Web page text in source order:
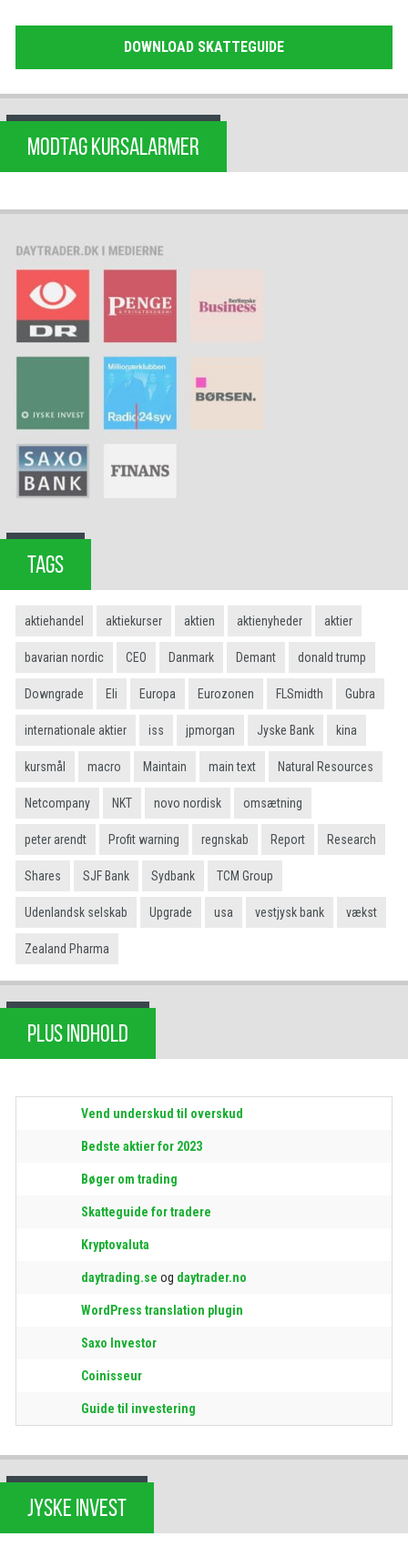
DOWNLOAD SKATTEGUIDE
MODTAG KURSALARMER
TAGS
aktiehandel aktiekurser aktien aktienyheder aktier
bavarian nordic CEO Danmark Demant donald trump
Downgrade Eli Europa Eurozonen FLSmidth Gubra
internationale aktier iss jpmorgan Jyske Bank kina
kursmål macro Maintain main text Natural Resources
Netcompany NKT novo nordisk omsætning
peter arendt Profit warning regnskab Report Research
Shares SJF Bank Sydbank TCM Group
Udenlandsk selskab Upgrade usa vestjysk bank vækst
Zealand Pharma
PLUS INDHOLD
Vend underskud til overskud
Bedste aktier for 2023
Bøger om trading
Skatteguide for tradere
Kryptovaluta
daytrading.se og daytrader.no
WordPress translation plugin
Saxo Investor
Coinisseur
Guide til investering
JYSKE INVEST